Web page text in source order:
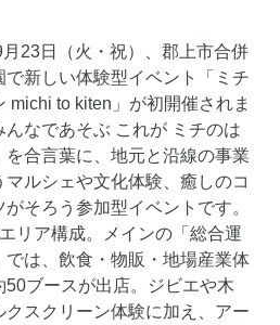
23日（火・祝）、郡上市合併
で新しい体験型イベント「ミチ
michi to kiten」が初開催されま
んなであそぶ これが ミチのは
を合言葉に、地元と沿線の事業
マルシェや文化体験、癒しのコ
がそろう参加型イベントです。
リア構成。メインの「総合運
では、飲食・物販・地場産業体
50ブースが出店。ジビエや木
クスクリーン体験に加え、アー